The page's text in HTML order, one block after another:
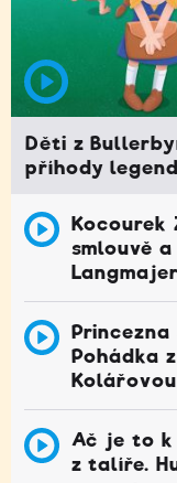
Děti z
příhody
Kocourek
smlouvě
Pohádka
Kolářovou
Ač je to k
z talíře.